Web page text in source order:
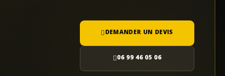
DEMANDER UN DEVIS
06 99 46 05 06